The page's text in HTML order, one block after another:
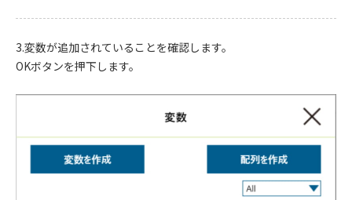
3.変数が追加されていることを確認します。
OKボタンを押下します。